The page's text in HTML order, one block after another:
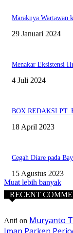
Maraknya Wartawan
29 Januari 2024
Menakar Eksistensi
4 Juli 2024
BOX REDAKSI PT.
18 April 2023
Cegah Diare pada
15 Agustus 2023
Muat lebih banyak
RECENT
Anti on Muryanto